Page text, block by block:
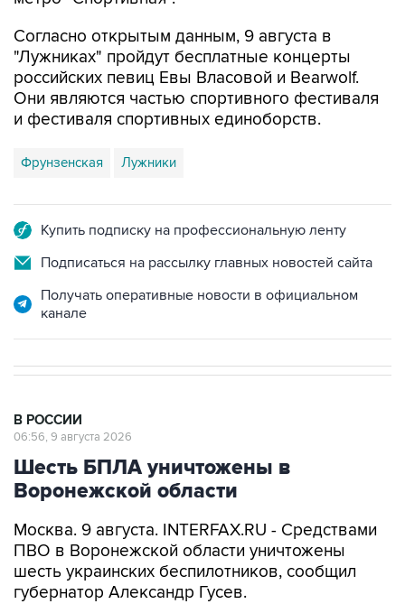
Согласно открытым данным, 9 августа в
"Лужниках" пройдут бесплатные концерты
российских певиц Евы Власовой и Bearwolf.
Они являются частью спортивного фестиваля
и фестиваля спортивных единоборств.
Фрунзенская Лужники
Купить подписку на профессиональную ленту
Подписаться на рассылку главных новостей сайта
Получать оперативные новости в официальном
канале
В РОССИИ
06:56, 9 августа 2026
Шесть БПЛА уничтожены в
Воронежской области
Москва. 9 августа. INTERFAX.RU - Средствами
ПВО в Воронежской области уничтожены
шесть украинских беспилотников, сообщил
губернатор Александр Гусев.